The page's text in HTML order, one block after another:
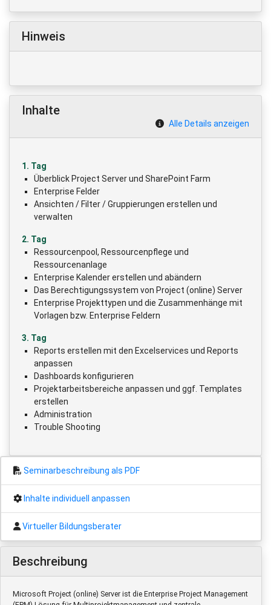
Hinweis
Inhalte
Alle Details anzeigen
1. Tag
Überblick Project Server und SharePoint Farm
Enterprise Felder
Ansichten / Filter / Gruppierungen erstellen und
verwalten
2. Tag
Ressourcenpool, Ressourcenpflege und
Ressourcenanlage
Enterprise Kalender erstellen und abändern
Das Berechtigungssystem von Project (online) Server
Enterprise Projekttypen und die Zusammenhänge mit
Vorlagen bzw. Enterprise Feldern
3. Tag
Reports erstellen mit den Excelservices und Reports
anpassen
Dashboards konfigurieren
Projektarbeitsbereiche anpassen und ggf. Templates
erstellen
Administration
Trouble Shooting
Seminarbeschreibung als PDF
Inhalte individuell anpassen
Virtueller Bildungsberater
Beschreibung
Microsoft Project (online) Server ist die Enterprise Project Management